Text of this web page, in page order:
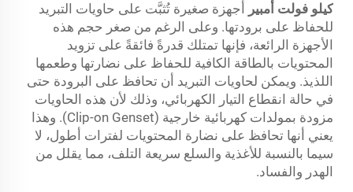
كيلو فولت أمبير
أجهزة صغيرة تُثبَّت على حاويات التبريد
للحفاظ على برودتها. وعلى الرغم من صغر حجم هذه
الأجهزة الرائعة، فإنها تمتلك قدرةً فائقةً على تزويد
المحتويات بالطاقة الكافية للحفاظ على نضارتها وطعمها
اللذيذ. ويمكن لحاويات التبريد أن تحافظ على البرودة حتى
في حالة انقطاع التيار الكهربائي، وذلك لأن هذه الحاويات
مزودة بمولدات كهربائية خارجية (Clip-on Genset). وهذا
يعني أنها تحافظ على نضارة المحتويات لفترات أطول، لا
سيما بالنسبة للأغذية والسلع سريعة التلف، مما يقلل من
الهدر والفساد.